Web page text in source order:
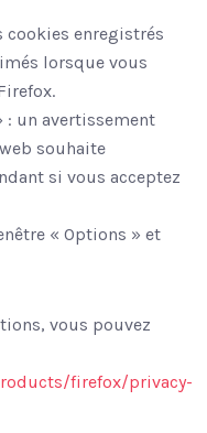
cookies enregistrés
lorsque vous
: un avertissement
souhaite
si vous acceptez
« Options » et
vous pouvez
firefox/privacy-